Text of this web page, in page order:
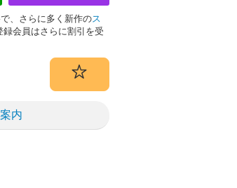
、さらに多く新作のス
会員はさらに割引を受
内